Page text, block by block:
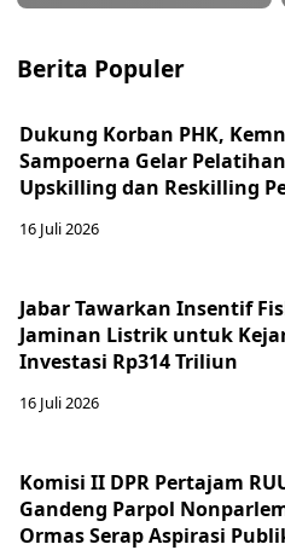
Berita Populer
Dukung Korban PHK,
Sampoerna Gelar Pelatihan
Upskilling dan Reskilling
16 Juli 2026
Jabar Tawarkan Insentif
Jaminan Listrik untuk
Investasi Rp314 Triliun
16 Juli 2026
Komisi II DPR Pertajam
Gandeng Parpol
Ormas Serap Aspirasi